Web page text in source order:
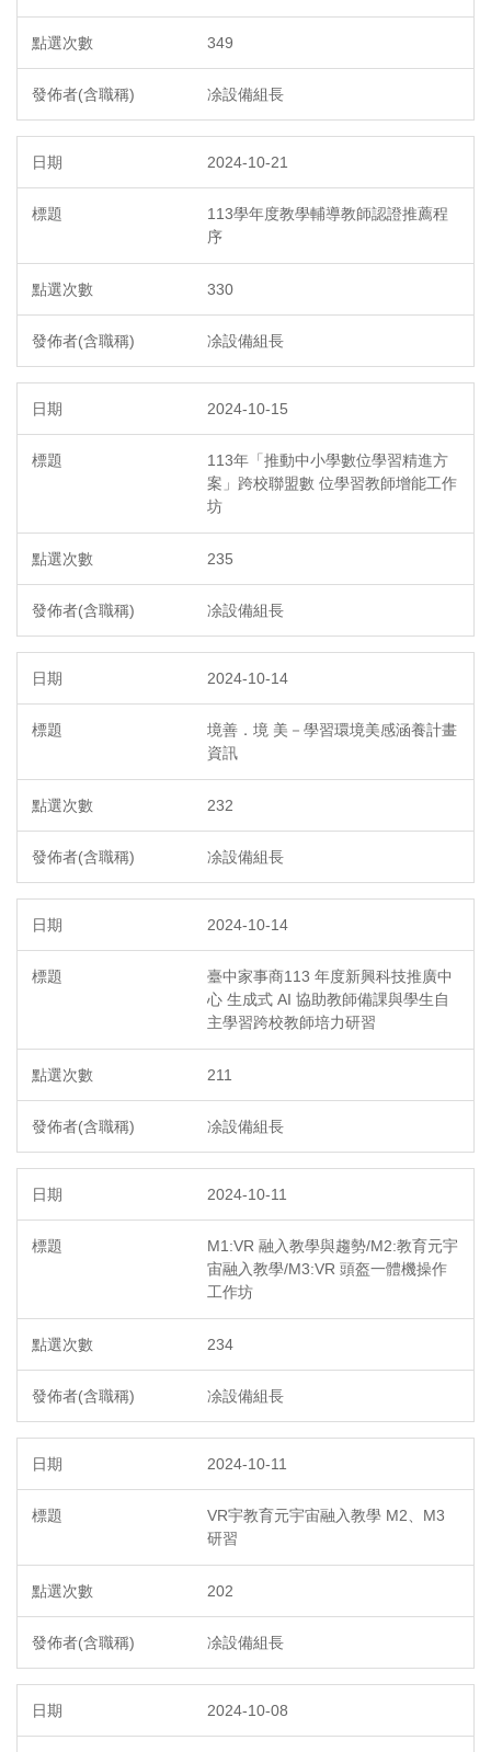
349
凃設備組長
2024-10-21
113學年度教學輔導教師認證推薦程
序
330
凃設備組長
2024-10-15
113年「推動中小學數位學習精進方
案」跨校聯盟數 位學習教師增能工作
坊
235
凃設備組長
2024-10-14
境善．境 美－學習環境美感涵養計畫
資訊
232
凃設備組長
2024-10-14
臺中家事商113 年度新興科技推廣中
心 生成式 AI 協助教師備課與學生自
主學習跨校教師培力研習
211
凃設備組長
2024-10-11
M1:VR 融入教學與趨勢/M2:教育元宇
宙融入教學/M3:VR 頭盔一體機操作
工作坊
234
凃設備組長
2024-10-11
VR宇教育元宇宙融入教學 M2、M3
研習
202
凃設備組長
2024-10-08